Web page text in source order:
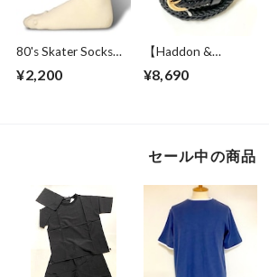
80's Skater Socks
2nd Collection |
Short Length
¥2,200
【Haddon &
Jones】 25mm Buff
Leather Weaving
¥8,690
セール中の商品